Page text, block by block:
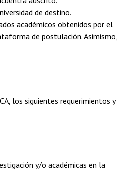
de destino.
académicos obtenidos por el
de postulación. Asimismo,
los siguientes requerimientos y
y/o académicas en la